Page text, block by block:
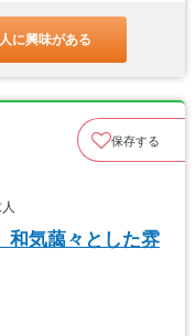
に興味がある
保存する
和気藹々とした雰